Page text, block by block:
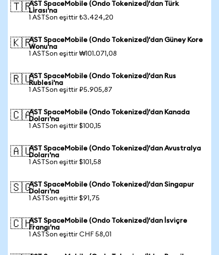
🇹🇷AST SpaceMobile (Ondo Tokenized)'dan Türk
Lirası'na
1 ASTSon eşittir ₺3.424,20
🇰🇷AST SpaceMobile (Ondo Tokenized)'dan Güney Kore
Wonu'na
1 ASTSon eşittir ₩101.071,08
🇷🇺AST SpaceMobile (Ondo Tokenized)'dan Rus
Rublesi'na
1 ASTSon eşittir ₽5.905,87
🇨🇦AST SpaceMobile (Ondo Tokenized)'dan Kanada
Doları'na
1 ASTSon eşittir $100,15
🇦🇺AST SpaceMobile (Ondo Tokenized)'dan Avustralya
Doları'na
1 ASTSon eşittir $101,58
🇸🇬AST SpaceMobile (Ondo Tokenized)'dan Singapur
Doları'na
1 ASTSon eşittir $91,75
🇨🇭AST SpaceMobile (Ondo Tokenized)'dan İsviçre
Frangı'na
1 ASTSon eşittir CHF 58,01